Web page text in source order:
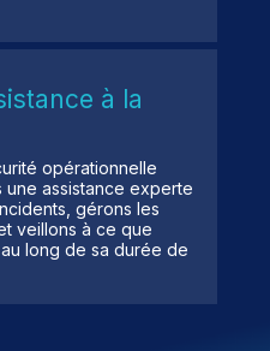
à la
opérationnelle
une assistance experte
gérons les
veillons à ce que
long de sa durée de